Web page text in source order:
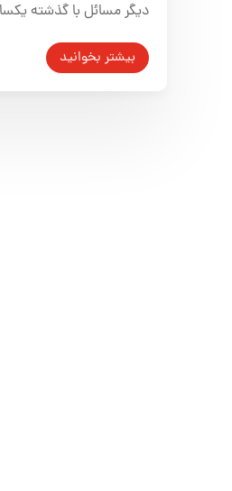
دیگر مسائل با گذشته
بیشتر بخوانید